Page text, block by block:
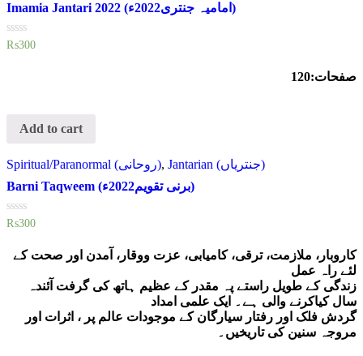
Imamia Jantari 2022 (امامیہ جنتری2022ء)
Rated
₨300
صفحات:120
Add to cart
Spiritual/Paranormal (روحانی),
Jantarian (جنتریاں)
Barni Taqweem (برنی تقویم2022ء)
Rated
of
₨300
کاروبار، ملازمت، ترقی، کامیابی، عزت ووقار، آمدن اور صحت کے
لئے راہ عمل
زندگی کے طویل راستے پہ مقدر کے عظیم ہاتھ کی گرفت آئندہ
سال کیاکرنے والی ہے۔ ایک علمی امداد
گردش فلک اور رفتار سیارگان کے موجودات عالم پر ، اثرات اور
مروجہ سنین کی تاریخیں۔